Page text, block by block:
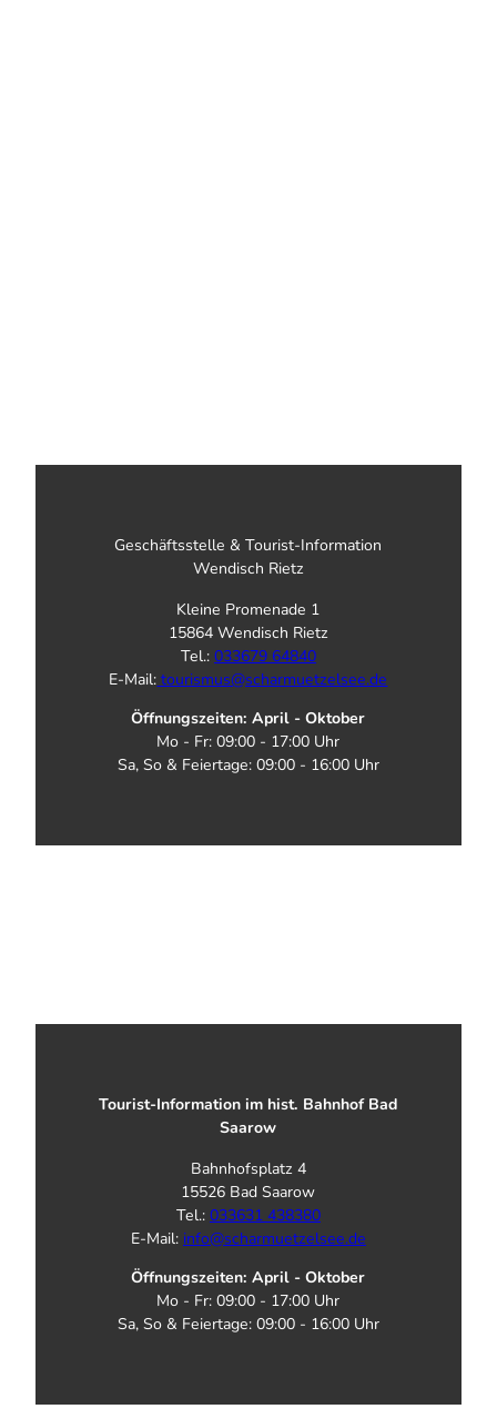
Geschäftsstelle & Tourist-Information
Wendisch Rietz
Kleine Promenade 1
15864 Wendisch Rietz
Tel.: 033679 64840
E-Mail: tourismus@scharmuetzelsee.de
Öffnungszeiten: April - Oktober
Mo - Fr: 09:00 - 17:00 Uhr
Sa, So & Feiertage: 09:00 - 16:00 Uhr
Tourist-Information im hist. Bahnhof Bad
Saarow
Bahnhofsplatz 4
15526 Bad Saarow
Tel.: 033631 438380
E-Mail: info@scharmuetzelsee.de
Öffnungszeiten: April - Oktober
Mo - Fr: 09:00 - 17:00 Uhr
Sa, So & Feiertage: 09:00 - 16:00 Uhr